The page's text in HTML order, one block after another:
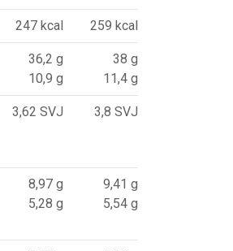
247 kcal 259 kcal
36,2 g
10,9 g
38 g
11,4 g
3,62 SVJ 3,8 SVJ
8,97 g
5,28 g
9,41 g
5,54 g